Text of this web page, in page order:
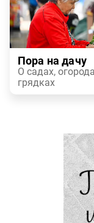
Пора на дачу
О садах,
грядках